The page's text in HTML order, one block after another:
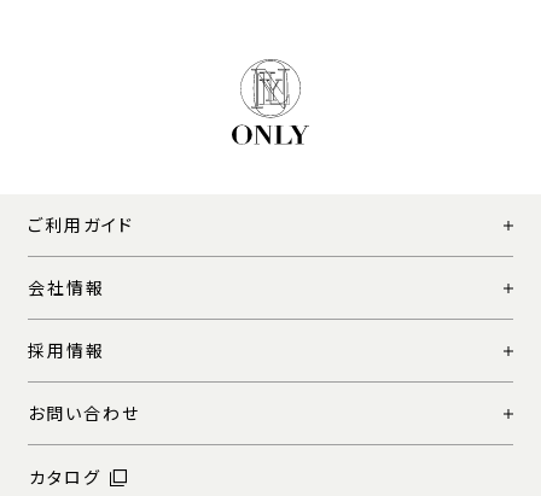
ご利用ガイド
会社情報
採用情報
お問い合わせ
カタログ